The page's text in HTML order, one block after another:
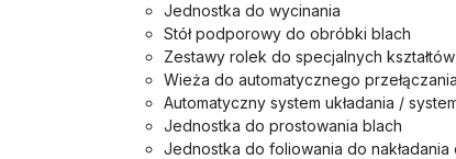
Jednostka do wycinania
Stół podporowy do obróbki blach
Zestawy rolek do specjalnych
Wieża do automatycznego
Automatyczny system układania /
Jednostka do prostowania blach
Jednostka do foliowania do nakładania